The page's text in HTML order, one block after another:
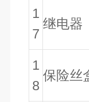
1
7
继电器
1
8
保险丝